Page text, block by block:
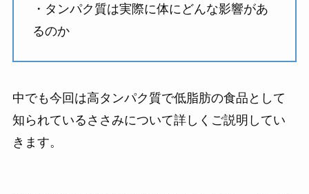
・タンパク質は実際に体にどんな影響があ
るのか
中でも今回は高タンパク質で低脂肪の食品として
知られているささみについて詳しくご説明してい
きます。